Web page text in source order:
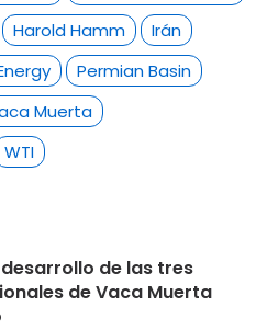
Harold Hamm
Irán
Permian Basin
Muerta
WTI
de las tres
de Vaca Muerta